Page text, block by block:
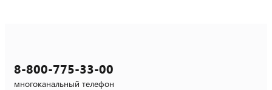
8-800-775-33-00
многоканальный телефон